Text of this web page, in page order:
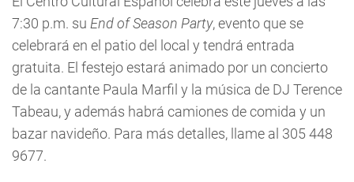
7:30 p.m. su End of Season Party, evento que se
celebrará en el patio del local y tendrá entrada
gratuita. El festejo estará animado por un concierto
de la cantante Paula Marfil y la música de DJ Terence
Tabeau, y además habrá camiones de comida y un
bazar navideño. Para más detalles, llame al 305 448
9677.